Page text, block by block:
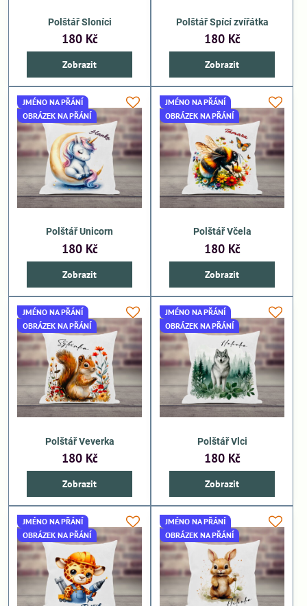
Polštář Sloníci
180 Kč
Zobrazit
Polštář Spící zvířátka
180 Kč
Zobrazit
JMÉNO NA PŘÁNÍ
OBRÁZEK NA PŘÁNÍ
Polštář Unicorn
180 Kč
Zobrazit
JMÉNO NA PŘÁNÍ
OBRÁZEK NA PŘÁNÍ
Polštář Včela
180 Kč
Zobrazit
JMÉNO NA PŘÁNÍ
OBRÁZEK NA PŘÁNÍ
Polštář Veverka
180 Kč
Zobrazit
JMÉNO NA PŘÁNÍ
OBRÁZEK NA PŘÁNÍ
Polštář Vlci
180 Kč
Zobrazit
JMÉNO NA PŘÁNÍ
OBRÁZEK NA PŘÁNÍ
JMÉNO NA PŘÁNÍ
OBRÁZEK NA PŘÁNÍ